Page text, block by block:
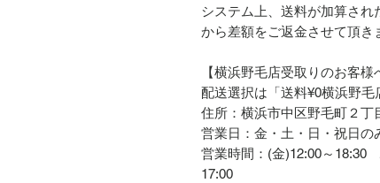
システム上、送料が加算さ
から差額をご返金させて頂き
【横浜野毛店受取りのお客様
配送選択は「送料¥0横浜野
住所：横浜市中区野毛町２丁
営業日：金・土・日・祝日の
営業時間：(金)12:00～
17:00